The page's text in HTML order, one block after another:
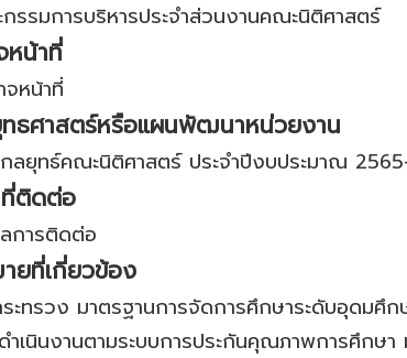
รรมการบริหารประจำส่วนงานคณะนิติศาสตร์
หน้าที่
จหน้าที่
ธศาสตร์หรือแผนพัฒนาหน่วยงาน
ลยุทธ์คณะนิติศาสตร์ ประจำปีงบประมาณ
ติดต่อ
การติดต่อ
ยที่เกี่ยวข้อง
ะทรวง มาตรฐานการจัดการศึกษาระดับอุดมศึก
ำเนินงานตามระบบการประกันคุณภาพการศึกษา